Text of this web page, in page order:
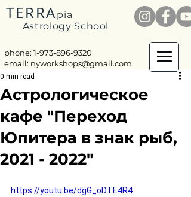
TERRA pia
Astrology School
phone: 1-973-896-9320
email: nyworkshops@gmail.com
Астрологическое
кафе "Переход
Юпитера в знак рыб,
2021 - 2022"
0 min read
https://youtu.be/dgG_oDTE4R4